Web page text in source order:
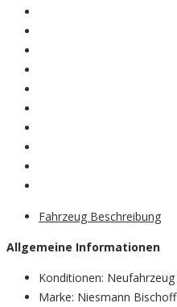
Fahrzeug Beschreibung
Allgemeine Informationen
Konditionen: Neufahrzeug
Marke: Niesmann Bischoff